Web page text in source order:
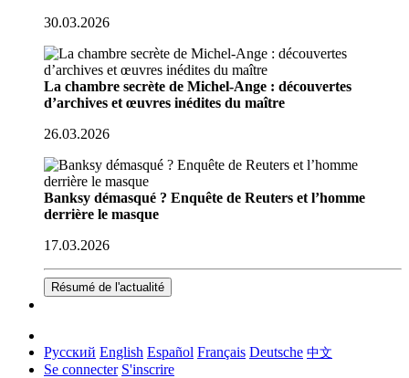
30.03.2026
La chambre secrète de Michel-Ange : découvertes
d’archives et œuvres inédites du maître
26.03.2026
Banksy démasqué ? Enquête de Reuters et l’homme
derrière le masque
17.03.2026
Résumé de l'actualité
Русский English Español Français Deutsche 中文
Se connecter S'inscrire